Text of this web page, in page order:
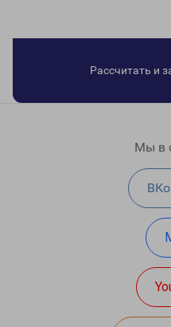
Рассчитать и
Мы в